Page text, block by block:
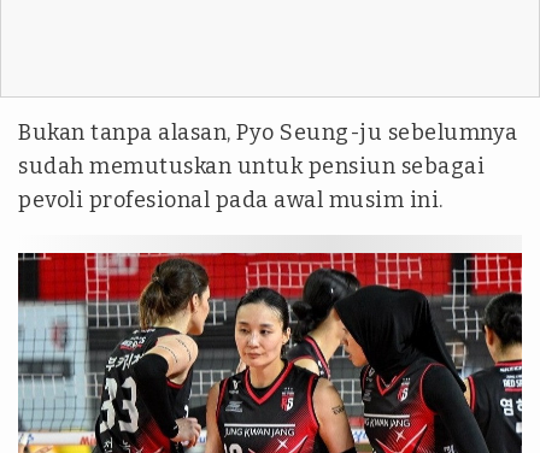
Bukan tanpa alasan, Pyo Seung-ju sebelumnya
sudah memutuskan untuk pensiun sebagai
pevoli profesional pada awal musim ini.